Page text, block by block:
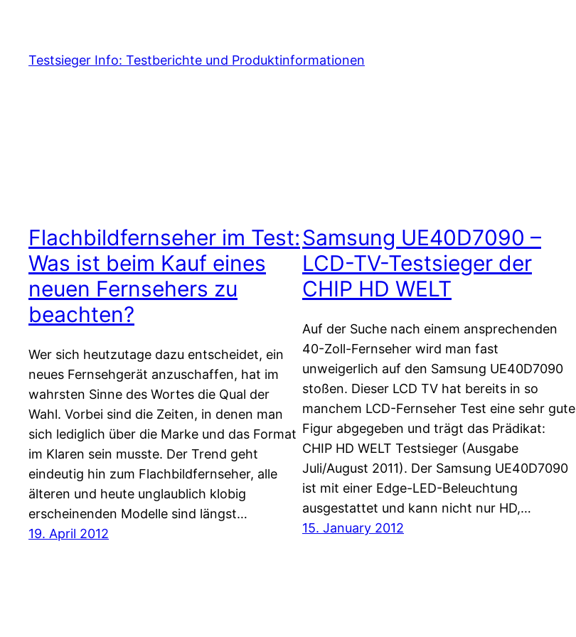
content
Testsieger Info: Testberichte und Produktinformationen
Flachbildfernseher im Test:
Was ist beim Kauf eines
neuen Fernsehers zu
beachten?
Wer sich heutzutage dazu entscheidet, ein
neues Fernsehgerät anzuschaffen, hat im
wahrsten Sinne des Wortes die Qual der
Wahl. Vorbei sind die Zeiten, in denen man
sich lediglich über die Marke und das Format
im Klaren sein musste. Der Trend geht
eindeutig hin zum Flachbildfernseher, alle
älteren und heute unglaublich klobig
erscheinenden Modelle sind längst…
19. April 2012
Samsung UE40D7090 –
LCD-TV-Testsieger der
CHIP HD WELT
Auf der Suche nach einem ansprechenden
40-Zoll-Fernseher wird man fast
unweigerlich auf den Samsung UE40D7090
stoßen. Dieser LCD TV hat bereits in so
manchem LCD-Fernseher Test eine sehr gute
Figur abgegeben und trägt das Prädikat:
CHIP HD WELT Testsieger (Ausgabe
Juli/August 2011). Der Samsung UE40D7090
ist mit einer Edge-LED-Beleuchtung
ausgestattet und kann nicht nur HD,…
15. January 2012